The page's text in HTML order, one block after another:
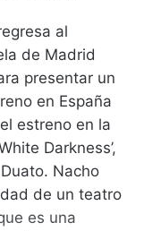
al
de Madrid
presentar un
en España
estreno en la
Darkness’,
Nacho
de un teatro
es una